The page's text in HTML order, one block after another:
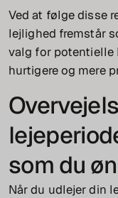
Ved at følge disse
lejlighed fremstår
valg for potentielle
hurtigere og mere
som du
Når du udlejer din